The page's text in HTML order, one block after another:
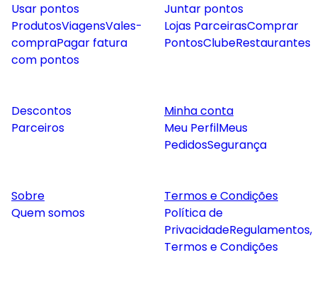
Usar pontos
ProdutosViagensVales-
compraPagar fatura
com pontos
Juntar pontos
Lojas ParceirasComprar
PontosClubeRestaurantes
Descontos
Parceiros
Minha conta
Meu PerfilMeus
PedidosSegurança
Sobre
Quem somos
Termos e Condições
Política de
PrivacidadeRegulamentos,
Termos e Condições